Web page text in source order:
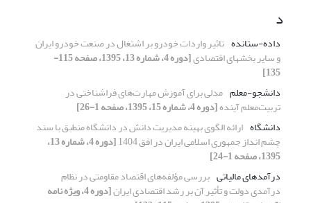
د
داده-ستانده تاثیر واردات خودرو بر اشتغال در صنعت خودرو ایران
و سایر بخشهای اقتصادی [دوره 4، شماره 13، 1395، صفحه 115-
135]
دانشجو-معلم مدلی برای آموزش مهارت‌های فراشناختی در
تربیت‌معلم آینده[دوره 4، شماره 15، 1395، صفحه 1-26]
دانشگاه ارائه الگوی بهینه مدیریت دانش در دانشگاه منطبق با سند
چشم انداز جمهوری اسلامی ایران در افق 1404 [دوره 4، شماره 13،
1395، صفحه 1-24]
درآمدهای مالیاتی بررسی مؤلفه‌های اقتصاد مقاومتی در نظام
درآمدی دولت و تأثیر آن بر رشد اقتصادی ایران [دوره 4، ویژه نامه